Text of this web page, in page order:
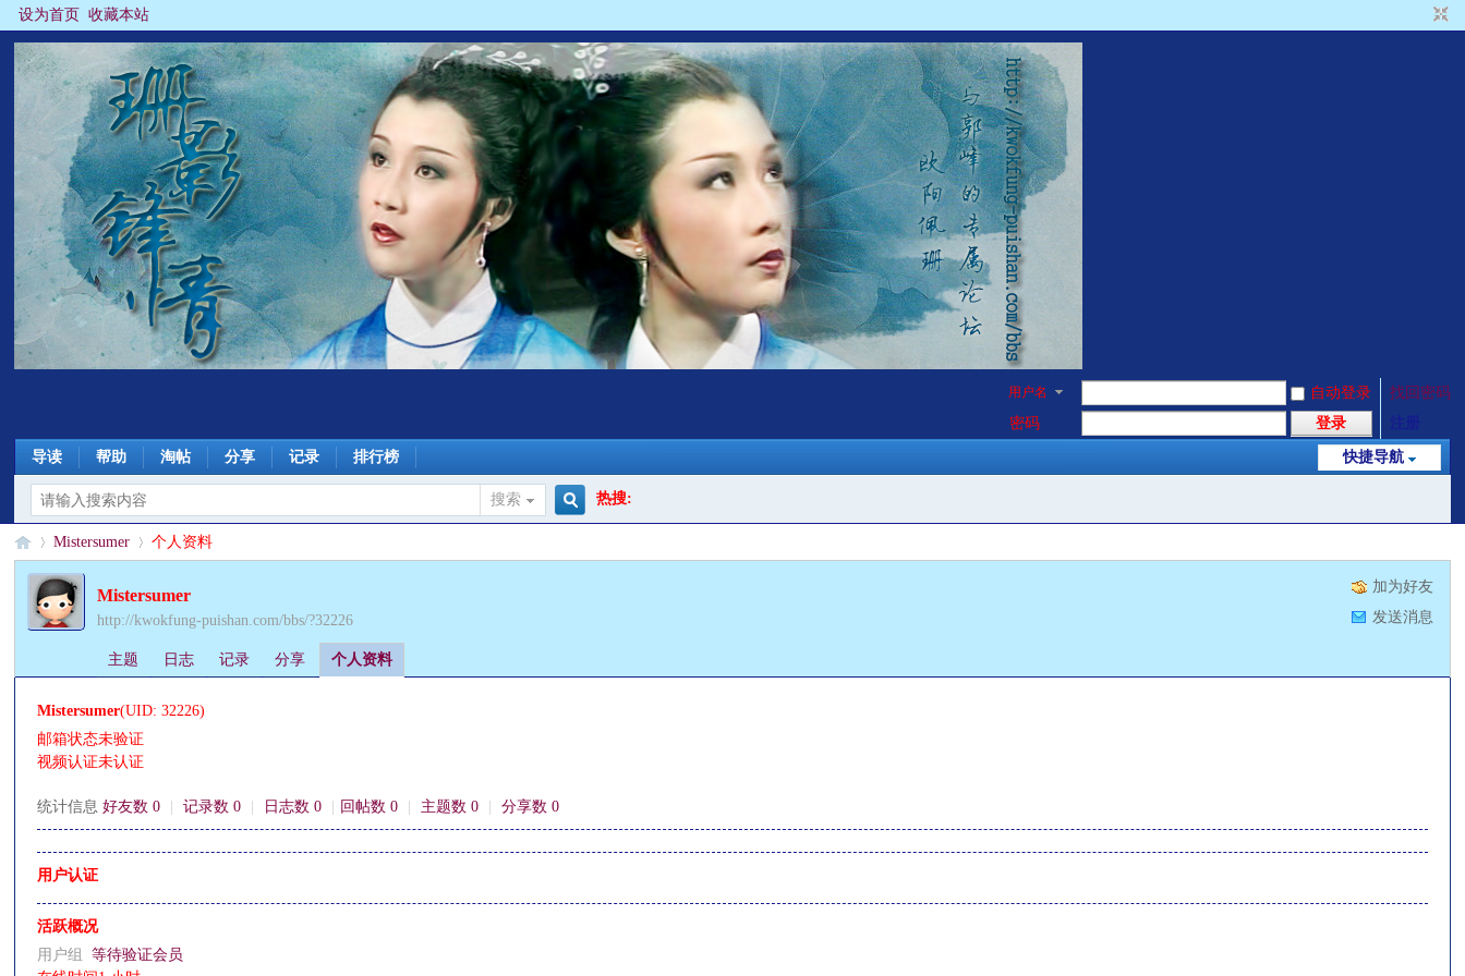
设为首页 收藏本站
用户名 自动登录
找回密码
密码
登录
快捷导航
导读 帮助 淘帖 分享 记录 排行榜
搜索 热搜:
›
Mistersumer 个人资料
加为好友
发送消息
Mistersumer
http://kwokfung-puishan.com/bbs/?32226
主题 日志 记录 分享 个人资料
Mistersumer(UID: 32226)
邮箱状态未验证
视频认证未认证
统计信息 好友数 0 记录数 0 日志数 0 回帖数 0 主题数 0 分享数 0
用户认证
活跃概况
用户组等待验证会员